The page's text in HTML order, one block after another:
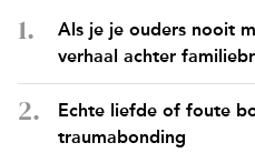
Als je je ouders nooit
verhaal achter
Echte liefde of foute
traumabonding